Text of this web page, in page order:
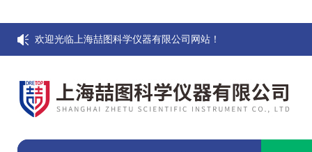
欢迎光临上海喆图科学仪器有限公司网站！